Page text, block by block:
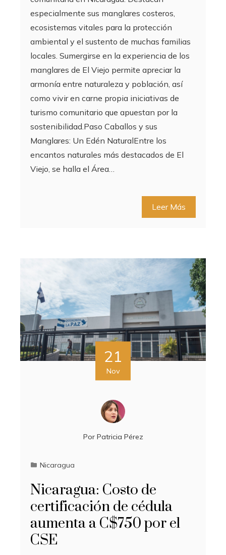
especialmente sus manglares costeros,
ecosistemas vitales para la protección
ambiental y el sustento de muchas familias
locales. Sumergirse en la experiencia de los
manglares de El Viejo permite apreciar la
armonía entre naturaleza y población, así
como vivir en carne propia iniciativas de
turismo comunitario que apuestan por la
sostenibilidad.Paso Caballos y sus
Manglares: Un Edén NaturalEntre los
encantos naturales más destacados de El
Viejo, se halla el Área…
Leer Más
21
Nov
Por Patricia Pérez
Nicaragua
Nicaragua: Costo de
certificación de cédula
aumenta a C$750 por el
CSE